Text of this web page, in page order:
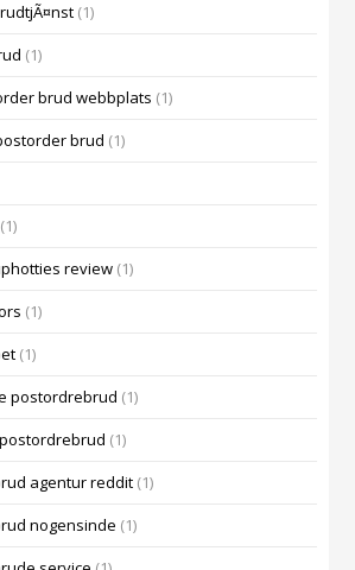
(1)
(1)
brud webbplats (1)
brud (1)
(1)
review (1)
(1)
(1)
postordrebrud (1)
(1)
agentur reddit (1)
nogensinde (1)